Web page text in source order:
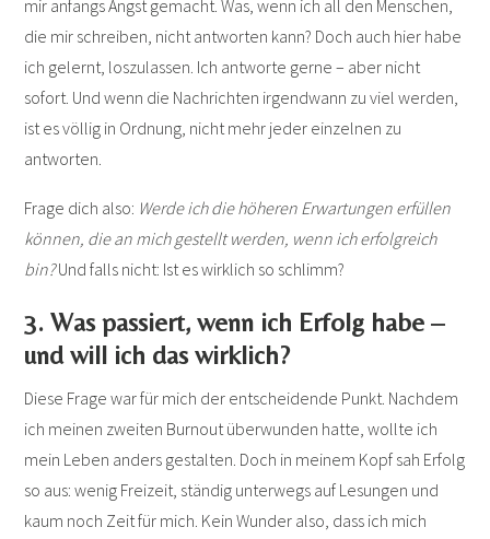
mir anfangs Angst gemacht. Was, wenn ich all den Menschen,
die mir schreiben, nicht antworten kann? Doch auch hier habe
ich gelernt, loszulassen. Ich antworte gerne – aber nicht
sofort. Und wenn die Nachrichten irgendwann zu viel werden,
ist es völlig in Ordnung, nicht mehr jeder einzelnen zu
antworten.
Frage dich also: Werde ich die höheren Erwartungen erfüllen
können, die an mich gestellt werden, wenn ich erfolgreich
bin?Und falls nicht: Ist es wirklich so schlimm?
3. Was passiert, wenn ich Erfolg habe –
und will ich das wirklich?
Diese Frage war für mich der entscheidende Punkt. Nachdem
ich meinen zweiten Burnout überwunden hatte, wollte ich
mein Leben anders gestalten. Doch in meinem Kopf sah Erfolg
so aus: wenig Freizeit, ständig unterwegs auf Lesungen und
kaum noch Zeit für mich. Kein Wunder also, dass ich mich